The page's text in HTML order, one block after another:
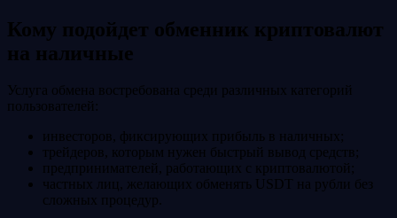
Кому подойдет обменник криптовалют
на наличные
Услуга обмена востребована среди различных категорий
пользователей:
инвесторов, фиксирующих прибыль в наличных;
трейдеров, которым нужен быстрый вывод средств;
предпринимателей, работающих с криптовалютой;
частных лиц, желающих обменять USDT на рубли без
сложных процедур.